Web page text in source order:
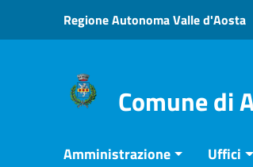
Vai ai contenuti
Vai al menu di navigazione
Regione Autonoma Valle d'Aosta
Comune di
Amministrazione Uffici